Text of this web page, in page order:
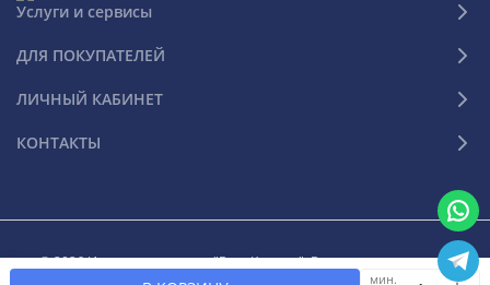
мин.
Услуги и сервисы
ДЛЯ ПОКУПАТЕЛЕЙ
ЛИЧНЫЙ КАБИНЕТ
КОНТАКТЫ
© 2026 Интернет-магазин "Ваш Климат". Все права защищены